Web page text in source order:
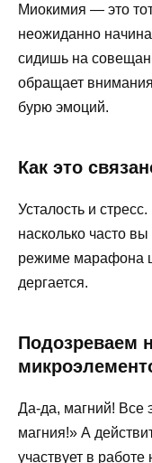
Миокимия — это
неожиданно
сидишь на
обращает
бурю эмоций.
Как это
Усталость и
насколько часто
режиме марафона
дергается.
Подозреваем
Да-да, магний! Все
магния!» А
участвует в